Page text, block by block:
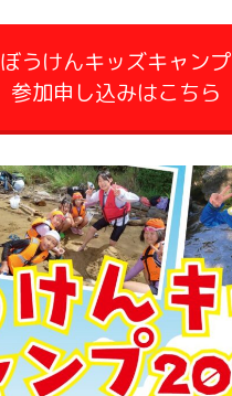
ぼうけんキッズキャンプ
参加申し込みはこちら